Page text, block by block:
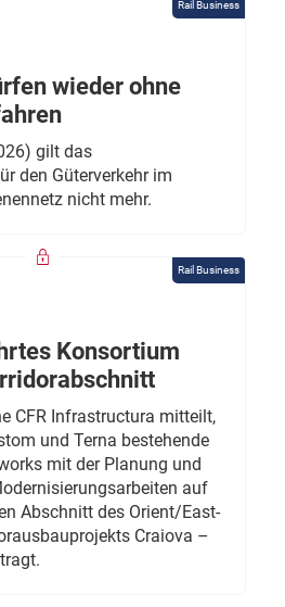
Rail Business
wieder ohne
gilt das
den Güterverkehr im
nicht mehr.
Rail Business
Konsortium
CFR Infrastructura mitteilt,
und Terna bestehende
mit der Planung und
auf
Abschnitt des Orient/East-
Craiova –